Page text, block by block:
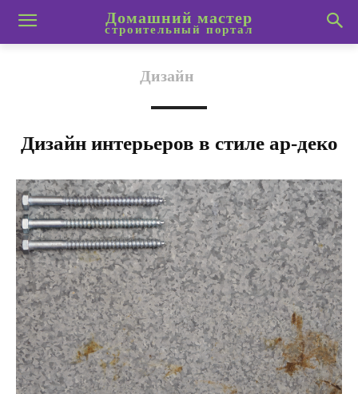
Домашний мастер
строительный портал
Дизайн
Дизайн интерьеров в стиле ар-деко